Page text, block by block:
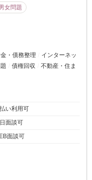
女問題
・債務整理
インターネッ
債権回収
不動産・住ま
い利用可
面談可
面談可